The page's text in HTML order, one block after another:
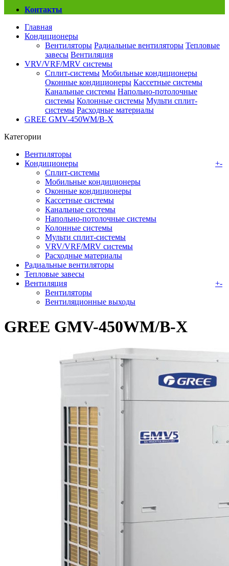
Контакты
Главная
Кондиционеры
Вентиляторы Радиальные вентиляторы Тепловые
завесы Вентиляция
VRV/VRF/MRV системы
Сплит-системы Мобильные кондиционеры
Оконные кондиционеры Кассетные системы
Канальные системы Напольно-потолочные
системы Колонные системы Мульти сплит-
системы Расходные материалы
GREE GMV-450WM/B-X
Категории
Вентиляторы
Кондиционеры
+-
Сплит-системы
Мобильные кондиционеры
Оконные кондиционеры
Кассетные системы
Канальные системы
Напольно-потолочные системы
Колонные системы
Мульти сплит-системы
VRV/VRF/MRV системы
Расходные материалы
Радиальные вентиляторы
Тепловые завесы
Вентиляция
+-
Вентиляторы
Вентиляционные выходы
GREE GMV-450WM/B-X